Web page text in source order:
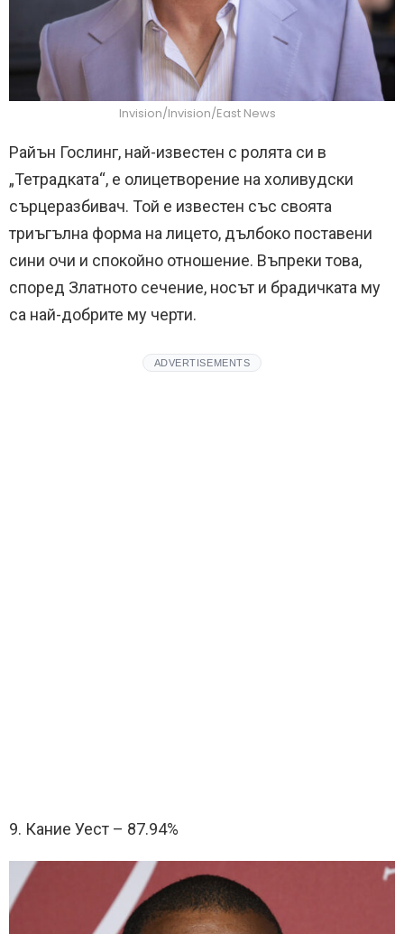
Invision/Invision/East News
Райън Гослинг, най-известен с ролята си в
„Тетрадката“, е олицетворение на холивудски
сърцеразбивач. Той е известен със своята
триъгълна форма на лицето, дълбоко поставени
сини очи и спокойно отношение. Въпреки това,
според Златното сечение, носът и брадичката му
са най-добрите му черти.
ADVERTISEMENTS
9. Кание Уест – 87.94%